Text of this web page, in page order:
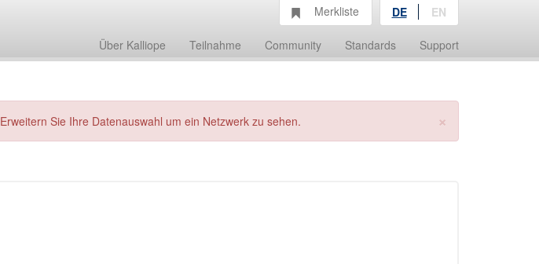
Über Kalliope Teilnahme Community Standards Support
Merkliste DE EN
×
Erweitern Sie Ihre Datenauswahl um ein Netzwerk zu sehen.